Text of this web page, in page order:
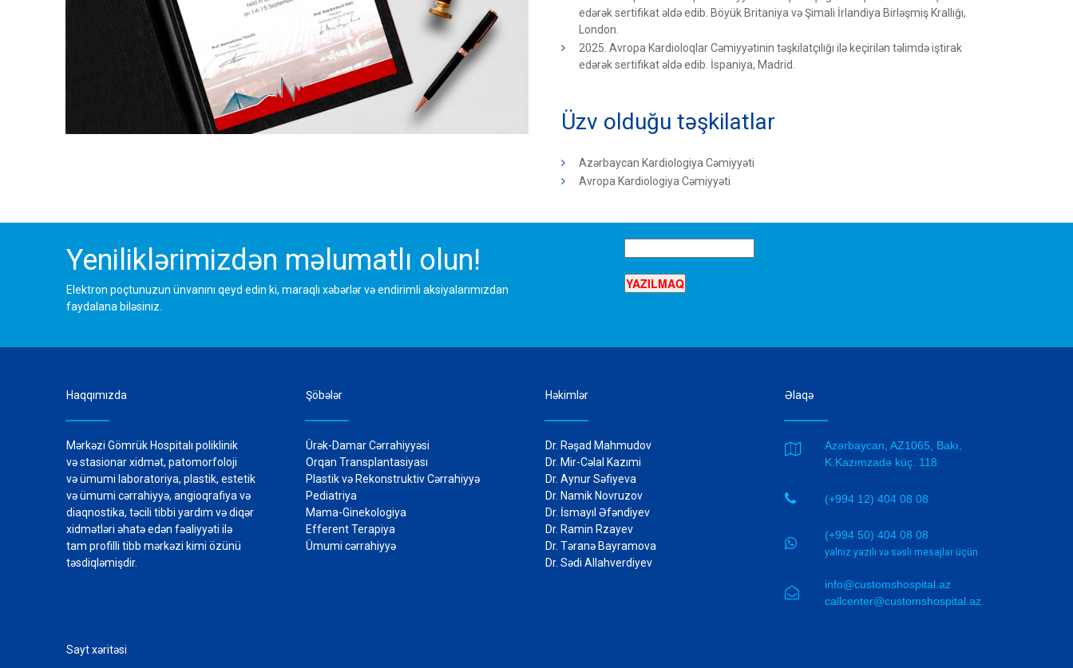
edərək sertifikat əldə edib. Böyük Britaniya və Şimali İrlandiya Birləşmiş Krallığı,
London.
2025. Avropa Kardioloqlar Cəmiyyətinin təşkilatçılığı ilə keçirilən təlimdə iştirak
edərək sertifikat əldə edib. İspaniya, Madrid.
Üzv olduğu təşkilatlar
Azərbaycan Kardiologiya Cəmiyyəti
Avropa Kardiologiya Cəmiyyəti
Yeniliklərimizdən məlumatlı olun!
Elektron poçtunuzun ünvanını qeyd edin ki, maraqlı xəbərlər və endirimli aksiyalarımızdan
faydalana biləsiniz.
Haqqımızda
Mərkəzi Gömrük Hospitalı poliklinik
və stasionar xidmət, patomorfoloji
və ümumi laboratoriya, plastik, estetik
və ümumi cərrahiyyə, angioqrafiya və
diaqnostika, təcili tibbi yardım və diqər
xidmətləri əhatə edən fəaliyyəti ilə
tam profilli tibb mərkəzi kimi özünü
təsdiqləmişdir.
Şöbələr
Ürək-Damar Cərrahiyyəsi
Orqan Transplantasiyası
Plastik və Rekonstruktiv Cərrahiyyə
Pediatriya
Mama-Ginekologiya
Efferent Terapiya
Ümumi cərrahiyyə
Həkimlər
Dr. Rəşad Mahmudov
Dr. Mir-Cəlal Kazımi
Dr. Aynur Səfiyeva
Dr. Namik Novruzov
Dr. İsmayıl Əfəndiyev
Dr. Ramin Rzayev
Dr. Təranə Bayramova
Dr. Sədi Allahverdiyev
Əlaqə

Azərbaycan, AZ1065, Bakı,
K.Kazımzadə küç. 118
 (+994 12) 404 08 08

(+994 50) 404 08 08
yalnız yazılı və səsli mesajlar üçün

info@customshospital.az
callcenter@customshospital.az
Sayt xəritəsi